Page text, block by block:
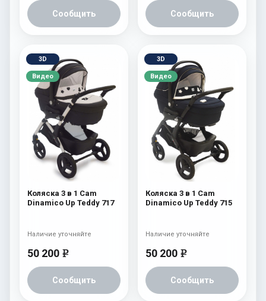
Сообщить Сообщить
3D
Видео
Коляска 3 в 1 Cam
Dinamico Up Teddy 717
50 200 e
Сообщить
Наличие уточняйте
3D
Видео
Коляска 3 в 1 Cam
Dinamico Up Teddy 715
50 200 e
Сообщить
Наличие уточняйте